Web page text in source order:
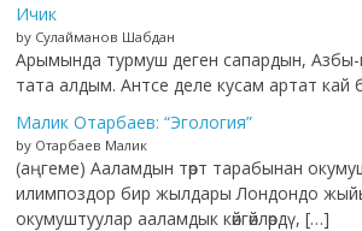
Ичик
by Сулайманов Шабдан
Арымында турмуш деген сапардын, Азбы-
тата алдым. Антсе деле кусам артат кай
Малик Отарбаев: “Эгология”
by Отарбаев Малик
(аңгеме) Ааламдын төрт тарабынан
илимпоздор бир жылдары Лондондо
окумуштуулар ааламдык көйгөйлөрдү, […]